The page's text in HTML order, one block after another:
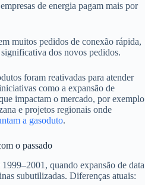
de energia pagam mais por
muitos pedidos de conexão rápida,
dos novos pedidos.
foram reativadas para atender
como a expansão de
impactam o mercado, por exemplo
e projetos regionais onde
a gasoduto.
o passado
quando expansão de data
subutilizadas. Diferenças atuais: